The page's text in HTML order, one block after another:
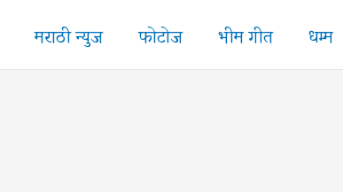
मराठी न्युज फोटोज भीम गीत धम्म